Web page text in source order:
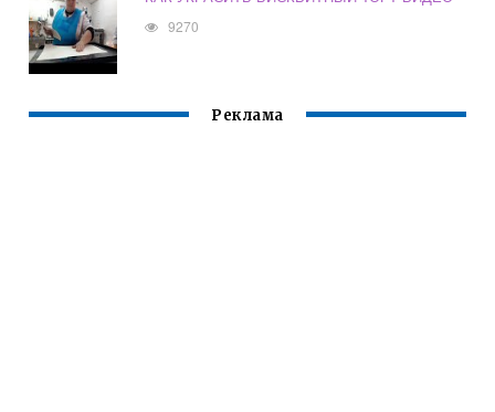
9270
Реклама